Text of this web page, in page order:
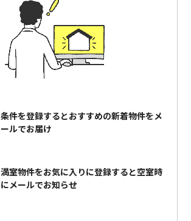
条件を登録するとおすすめの新着物件をメ
ールでお届け
満室物件をお気に入りに登録すると空室時
にメールでお知らせ